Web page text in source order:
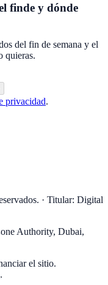
finde y dónde
del fin de semana y el
quieras.
privacidad.
· Titular: Digital
Authority, Dubai,
el sitio.
.